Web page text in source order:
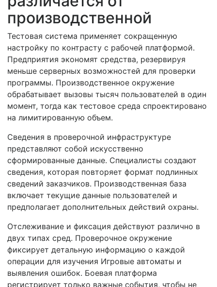
производственной
Тестовая система применяет сокращенную
настройку по контрасту с рабочей платформой.
Предприятия экономят средства, резервируя
меньше серверных возможностей для проверки
программы. Производственное окружение
обрабатывает вызовы тысяч пользователей в один
момент, тогда как тестовое среда спроектировано
на лимитированную объем.
Сведения в проверочной инфраструктуре
представляют собой искусственно
сформированные данные. Специалисты создают
сведения, которая повторяет формат подлинных
сведений заказчиков. Производственная база
включает текущие данные пользователей и
предполагает дополнительных действий охраны.
Отслеживание и фиксация действуют различно в
двух типах сред. Проверочное окружение
фиксирует детальную информацию о каждой
операции для изучения Игровые автоматы и
выявления ошибок. Боевая платформа
регистрирует только важные события, чтобы не